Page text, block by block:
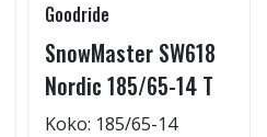
Goodride
SnowMaster SW618
Nordic 185/65-14 T
Koko: 185/65-14